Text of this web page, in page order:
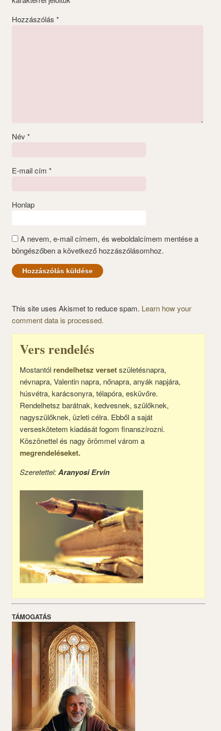
Hozzászólás *
Név *
E-mail cím *
Honlap
A nevem, e-mail címem, és weboldalcímem mentése a
böngészőben a következő hozzászólásomhoz.
This site uses Akismet to reduce spam. Learn how your
comment data is processed.
Vers rendelés
Mostantól rendelhetsz versetszületésnapra,
névnapra, Valentin napra, nőnapra, anyák napjára,
húsvétra, karácsonyra, télapóra, esküvőre.
Rendelhetsz barátnak, kedvesnek, szülőknek,
nagyszülőknek, üzleti célra. Ebből a saját
verseskötetem kiadását fogom finanszírozni.
Köszönettel és nagy örömmel várom a
megrendeléseket.
Szeretettel:Aranyosi Ervin
TÁMOGATÁS